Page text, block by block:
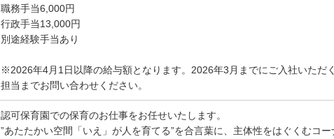
職務手当6,000円
行政手当13,000円
別途経験手当あり
※2026年4月1日以降の給与額となります。2026年3月までにご入社いただ
担当までお問い合わせください。
認可保育園での保育のお仕事をお任せいたします。
”あたたかい空間「いえ」が人を育てる”を合言葉に、主体性をはぐくむコ